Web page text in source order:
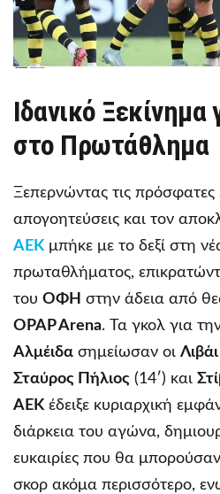
Ιδανικό Ξεκίνημα
στο Πρωτάθλημα
Ξεπερνώντας τις πρόσφατες
απογοητεύσεις και τον
ΑΕΚ μπήκε με το δεξί στη
πρωταθλήματος,
του ΟΦΗ στην άδεια από
OPAP Arena. Τα γκολ για
Αλμέιδα σημείωσαν οι
Σταύρος Πήλιος (14′) και
ΑΕΚέδειξε κυριαρχική
διάρκεια του αγώνα,
ευκαιρίες που θα
σκορ ακόμα περισσότερο,